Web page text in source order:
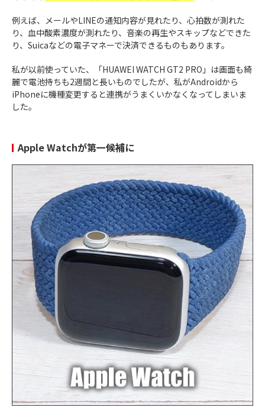
例えば、メールやLINEの通知内容が見れたり、心拍数が測れた
り、血中酸素濃度が測れたり、音楽の再生やスキップなどできた
り、Suicaなどの電子マネーで決済できるものもあります。
私が以前使っていた、「HUAWEI WATCH GT2 PRO」は画面も綺
麗で電池持ちも2週間と長いものでしたが、私がAndroidから
iPhoneに機種変更すると連携がうまくいかなくなってしまいま
した。
Apple Watchが第一候補に